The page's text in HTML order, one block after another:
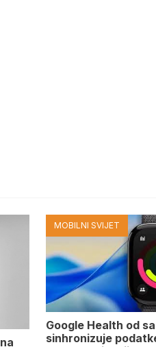
MOBILNI SVIJET
Google Health od
sinhronizuje